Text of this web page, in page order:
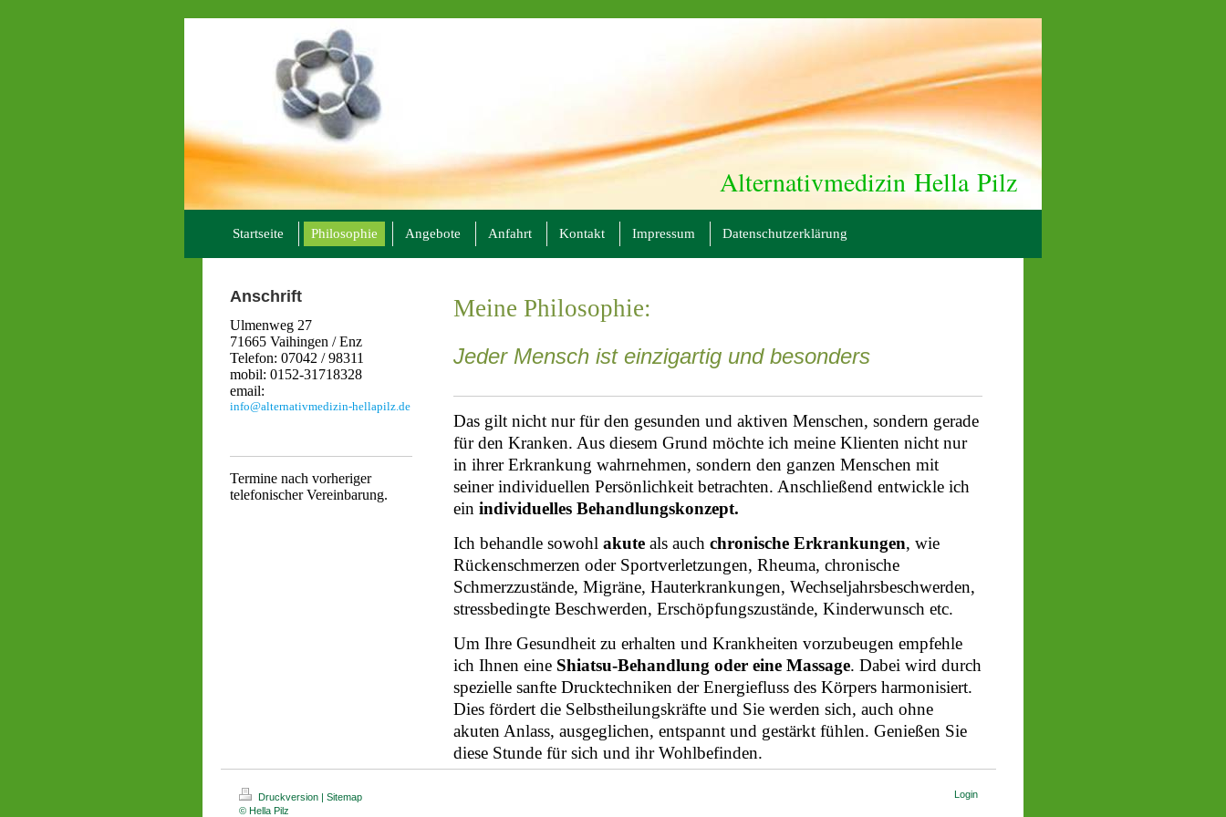
Alternativmedizin Hella Pilz
Startseite Philosophie Angebote Anfahrt Kontakt Impressum Datenschutzerklärung
Anschrift
Ulmenweg 27
71665 Vaihingen / Enz
Telefon: 07042 / 98311
mobil: 0152-31718328
email:
info@alternativmedizin-hellapilz.de
Termine nach vorheriger
telefonischer Vereinbarung.
Meine Philosophie:
Jeder Mensch ist einzigartig und besonders
Das gilt nicht nur für den gesunden und aktiven Menschen, sondern gerade
für den Kranken. Aus diesem Grund möchte ich meine Klienten nicht nur
in ihrer Erkrankung wahrnehmen, sondern den ganzen Menschen mit
seiner individuellen Persönlichkeit betrachten. Anschließend entwickle ich
ein individuelles Behandlungskonzept.
Ich behandle sowohl akute als auch chronische Erkrankungen, wie
Rückenschmerzen oder Sportverletzungen, Rheuma, chronische
Schmerzzustände, Migräne, Hauterkrankungen, Wechseljahrsbeschwerden,
stressbedingte Beschwerden, Erschöpfungszustände, Kinderwunsch etc.
Um Ihre Gesundheit zu erhalten und Krankheiten vorzubeugen empfehle
ich Ihnen eine Shiatsu-Behandlung oder eine Massage. Dabei wird durch
spezielle sanfte Drucktechniken der Energiefluss des Körpers harmonisiert.
Dies fördert die Selbstheilungskräfte und Sie werden sich, auch ohne
akuten Anlass, ausgeglichen, entspannt und gestärkt fühlen. Genießen Sie
diese Stunde für sich und ihr Wohlbefinden.
Druckversion | Sitemap
© Hella Pilz
Login